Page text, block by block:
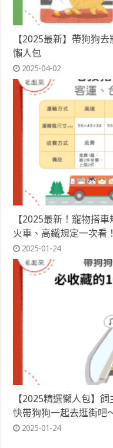
【2025最新】帶狗狗
懶人包
2025-04-02
【2025最新！寵物搭
火車、高鐵規定一次看！
2025-01-24
【2025精選懶人包】
快帶狗狗一起去逛街吧
2025-01-24